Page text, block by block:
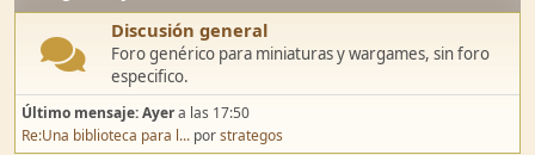
Discusión general
Foro genérico para miniaturas y wargames, sin foro
especifico.
Último mensaje:Ayera las 17:50
Re:Una biblioteca para l... porstrategos